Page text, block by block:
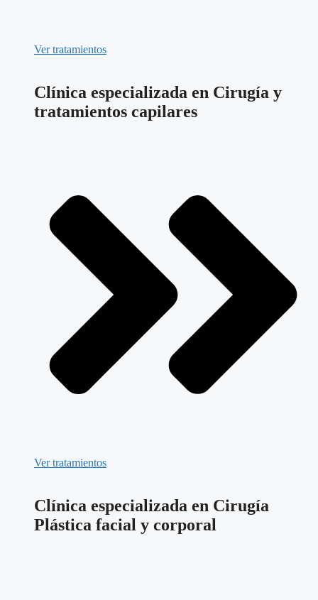
Ver tratamientos
Clínica especializada en Cirugía y
tratamientos capilares
Ver tratamientos
Clínica especializada en Cirugía
Plástica facial y corporal